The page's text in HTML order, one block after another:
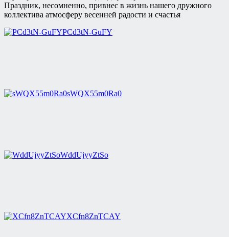
Праздник, несомненно, привнес в жизнь нашего дружного
коллектива атмосферу весенней радости и счастья
PCd3tN-GuFY
sWQX55m0Ra0
WddUjyyZtSo
XCfn8ZnTCAY